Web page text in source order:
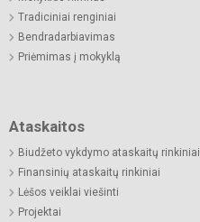
Tradiciniai renginiai
Bendradarbiavimas
Priėmimas į mokyklą
Ataskaitos
Biudžeto vykdymo ataskaitų rinkiniai
Finansinių ataskaitų rinkiniai
Lėšos veiklai viešinti
Projektai